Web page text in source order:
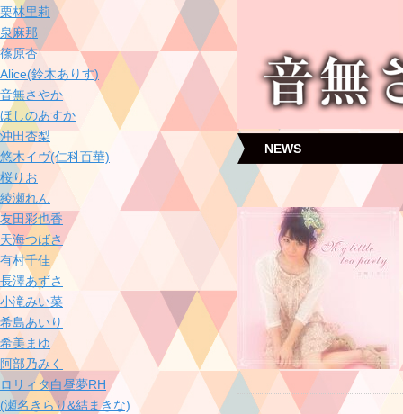
NEWS
栗林里莉
泉麻那
篠原杏
Alice(鈴木ありす)
音無さやか
ほしのあすか
沖田杏梨
悠木イヴ(仁科百華)
桜りお
綾瀬れん
友田彩也香
天海つばさ
有村千佳
長澤あずさ
小滝みい菜
希島あいり
希美まゆ
阿部乃みく
ロリィタ白昼夢RH
(瀬名きらり&結まきな)